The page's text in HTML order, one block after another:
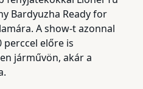
Bardyuzha Ready for
A show-t azonnal
perccel előre is
járművön, akár a